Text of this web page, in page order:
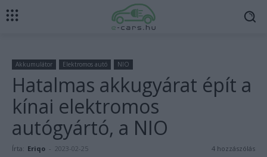
Akkumulátor Elektromos autó NIO
Hatalmas akkugyárat épít a
kínai elektromos
autógyártó, a NIO
Írta: Eriqo - 2023-02-25 4 hozzászólás